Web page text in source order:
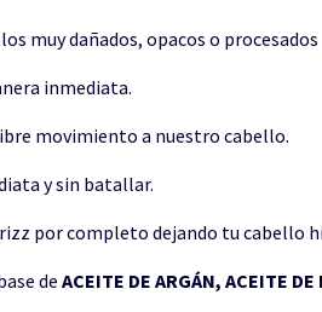
muy dañados, opacos o procesados
inmediata.
movimiento a nuestro cabello.
y sin batallar.
por completo dejando tu cabello
de ACEITE DE ARGÁN, ACEITE